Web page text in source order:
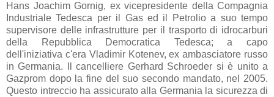
Hans Joachim Gornig, ex vicepresidente della Compagnia
Industriale Tedesca per il Gas ed il Petrolio a suo tempo
supervisore delle infrastrutture per il trasporto di idrocarburi
della Repubblica Democratica Tedesca; a capo
dell'iniziativa c'era Vladimir Kotenev, ex ambasciatore russo
in Germania. Il cancelliere Gerhard Schroeder si è unito a
Gazprom dopo la fine del suo secondo mandato, nel 2005.
Questo intreccio ha assicurato alla Germania la sicurezza di